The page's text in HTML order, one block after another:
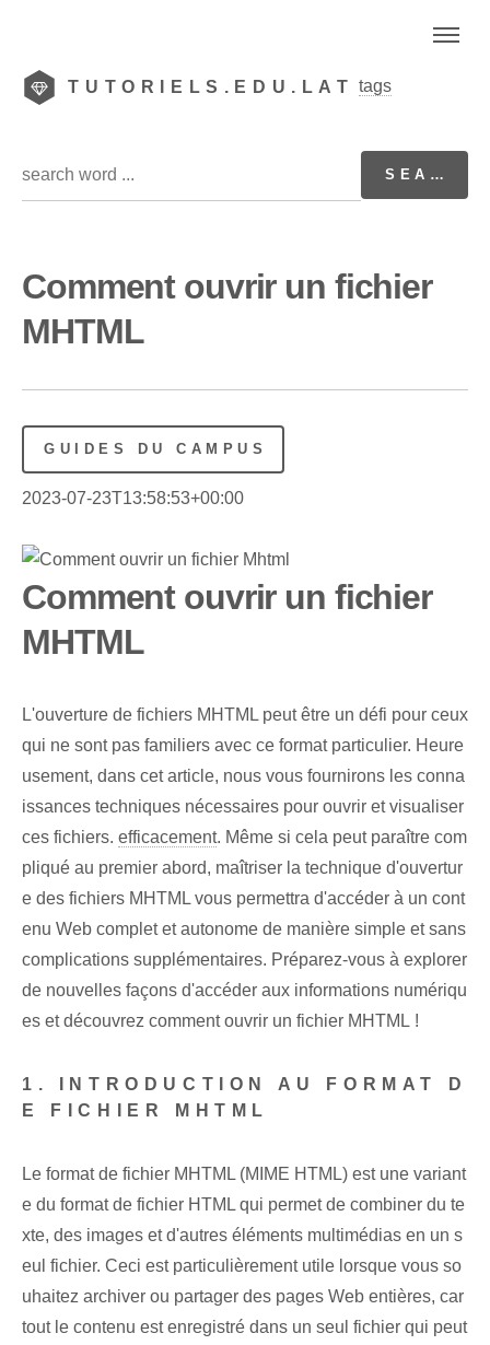
TUTORIELS.EDU.LAT tags
Comment ouvrir un fichier
MHTML
GUIDES DU CAMPUS
2023-07-23T13:58:53+00:00
Comment ouvrir un fichier
MHTML
L'ouverture de fichiers MHTML peut être un défi pour ceux
qui ne sont pas familiers avec ce format particulier. Heure
usement, dans cet article, nous vous fournirons les conna
issances techniques nécessaires pour ouvrir et visualiser
ces fichiers. efficacement. Même si cela peut paraître com
pliqué au premier abord, maîtriser la technique d'ouvertur
e des fichiers MHTML vous permettra d'accéder à un cont
enu Web complet et autonome de manière simple et sans
complications supplémentaires. Préparez-vous à explorer
de nouvelles façons d'accéder aux informations numériqu
es et découvrez comment ouvrir un fichier MHTML !
1. INTRODUCTION AU FORMAT D
E FICHIER MHTML
Le format de fichier MHTML (MIME HTML) est une variant
e du format de fichier HTML qui permet de combiner du te
xte, des images et d'autres éléments multimédias en un s
eul fichier. Ceci est particulièrement utile lorsque vous so
uhaitez archiver ou partager des pages Web entières, car
tout le contenu est enregistré dans un seul fichier qui peut